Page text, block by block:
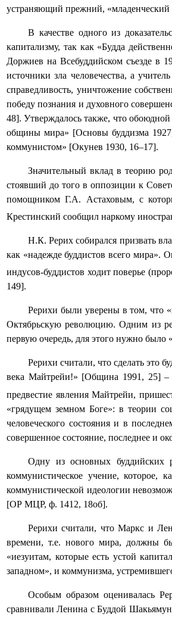
устраняющий прежний,
В качестве одного из
капитализму, так как «Будда
Доржиев на Всебуддийском съезде в
источники зла человечества, а
справедливость, уничтожение
победу познания и духовного
48]. Утверждалось также, что
общины мира» [Основы буддизма
коммунистом» [Окунев 1930, 16–17].
Значительный вклад в теорию
стоявший до того в оппозиции к
помощником Г.А. Астаховым, с
Крестинский сообщил наркому
Н.К. Рерих собирался призвать
как «надежде буддистов всего мира».
индусов-буддистов ходит поверье
149].
Рерихи были уверены в том, что
Октябрьскую революцию. Одним из
первую очередь, для этого нужно
Рерихи считали, что сделать это
века Майтрейи!» [Община 1991, 25] –
предвестие явления Майтрейи,
«грядущем земном Боге»: в теории
человеческого состояния и в
совершенное состояние, последнее и
Одну из основных буддийских
коммунистическое учение,
коммунистической идеологии
[ОР МЦР, ф. 1412, 18об].
Рерихи считали, что Маркс и
времени, т.е. нового мира, должны
«иезуитам, которые есть устой
западном», и коммунизма,
Особым образом оценивалась
сравнивали Ленина с Буддой